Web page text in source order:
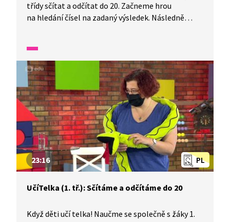
třídy sčítat a odčítat do 20. Začneme hrou
na hledání čísel na zadaný výsledek. Následně
PL
23:16
UčíTelka (1. tř.): Sčítáme a odčítáme do 20
Když děti učí telka! Naučme se společně s žáky 1.